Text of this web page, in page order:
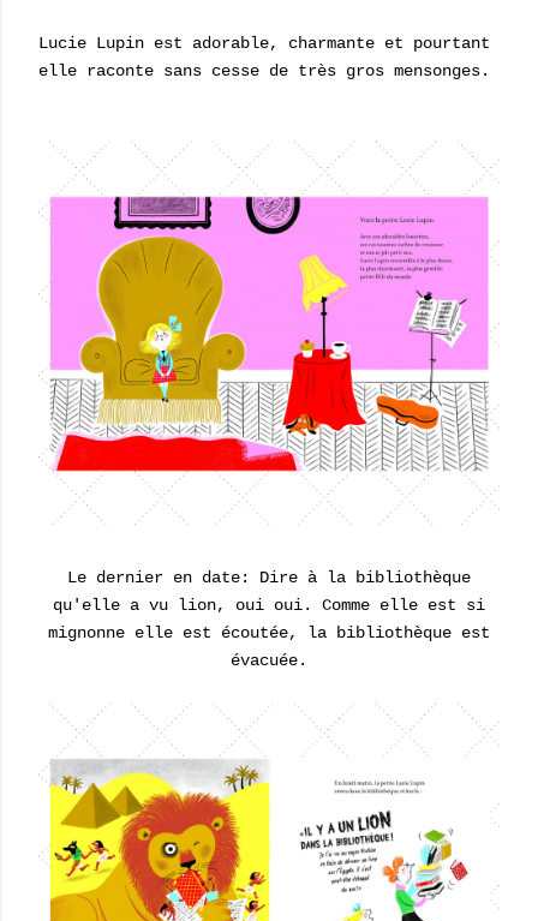
Lucie Lupin est adorable, charmante et pourtant
elle raconte sans cesse de très gros mensonges.
Le dernier en date: Dire à la bibliothèque
qu'elle a vu lion, oui oui. Comme elle est si
mignonne elle est écoutée, la bibliothèque est
évacuée.